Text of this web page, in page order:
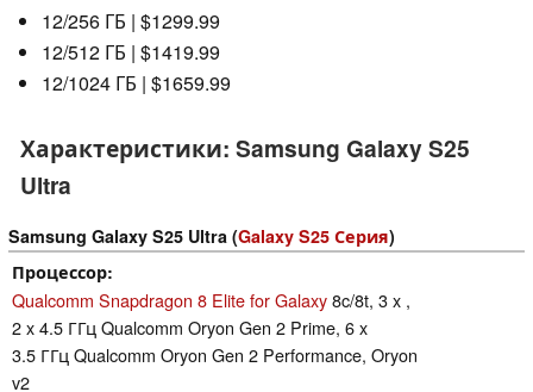
12/256 ГБ | $1299.99
12/512 ГБ | $1419.99
12/1024 ГБ | $1659.99
Характеристики: Samsung Galaxy S25
Ultra
Samsung Galaxy S25 Ultra (Galaxy S25 Серия)
Процессор
Qualcomm Snapdragon 8 Elite for Galaxy8c/8t, 3 x ,
2 x 4.5 ГГц Qualcomm Oryon Gen 2 Prime, 6 x
3.5 ГГц Qualcomm Oryon Gen 2 Performance, Oryon
v2